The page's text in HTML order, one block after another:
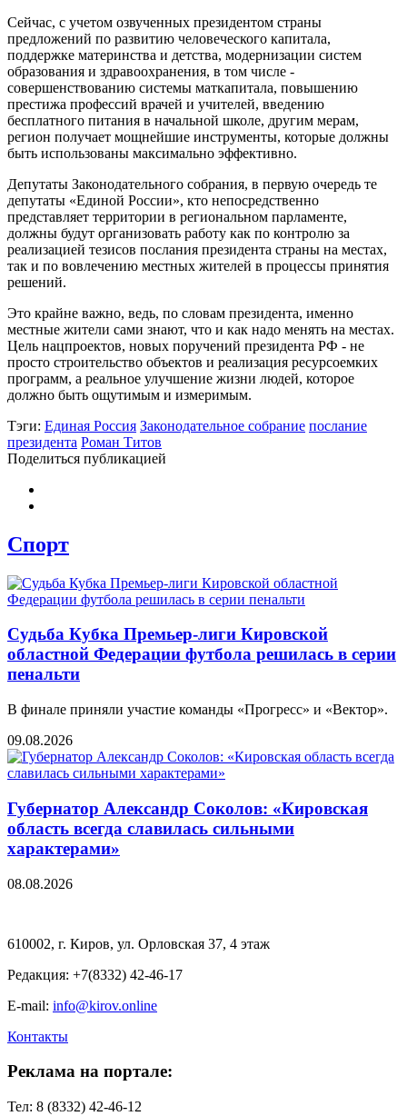
Сейчас, с учетом озвученных президентом страны
предложений по развитию человеческого капитала,
поддержке материнства и детства, модернизации систем
образования и здравоохранения, в том числе -
совершенствованию системы маткапитала, повышению
престижа профессий врачей и учителей, введению
бесплатного питания в начальной школе, другим мерам,
регион получает мощнейшие инструменты, которые должны
быть использованы максимально эффективно.
Депутаты Законодательного собрания, в первую очередь те
депутаты «Единой России», кто непосредственно
представляет территории в региональном парламенте,
должны будут организовать работу как по контролю за
реализацией тезисов послания президента страны на местах,
так и по вовлечению местных жителей в процессы принятия
решений.
Это крайне важно, ведь, по словам президента, именно
местные жители сами знают, что и как надо менять на местах.
Цель нацпроектов, новых поручений президента РФ - не
просто строительство объектов и реализация ресурсоемких
программ, а реальное улучшение жизни людей, которое
должно быть ощутимым и измеримым.
Тэги: Единая Россия Законодательное собрание послание
президента Роман Титов
Поделиться публикацией
Спорт
Судьба Кубка Премьер-лиги Кировской
областной Федерации футбола решилась в серии
пенальти
В финале приняли участие команды «Прогресс» и «Вектор».
09.08.2026
Губернатор Александр Соколов: «Кировская
область всегда славилась сильными
характерами»
08.08.2026
610002, г. Киров, ул. Орловская 37, 4 этаж
Редакция: +7(8332) 42-46-17
E-mail: info@kirov.online
Контакты
Реклама на портале:
Тел: 8 (8332) 42-46-12